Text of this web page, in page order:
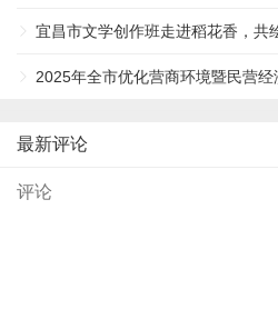
宜昌市文学创作班走进稻花香，共
2025年全市优化营商环境暨民营
最新评论